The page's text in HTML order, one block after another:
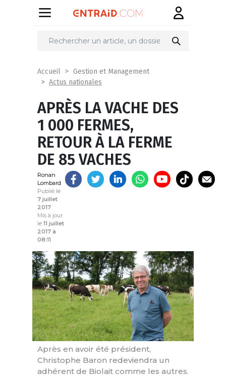
Partager
Accueil
Gestion et Management
Actus nationales
APRÈS LA VACHE DES
1 000 FERMES,
RETOUR À LA FERME
DE 85 VACHES
Ronan
Lombard
Publié le
7 juillet
2017
Mis à jour
le 11 juillet
2017 à
08:11
Après en avoir été président,
Christophe Baron redeviendra un
adhérent de Biolait comme les autres.